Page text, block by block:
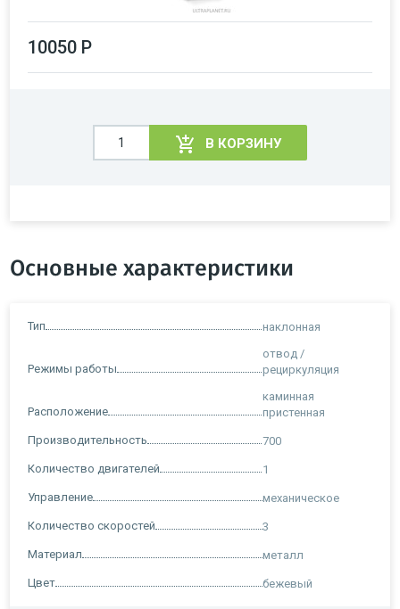
10050 Р
В КОРЗИНУ
Основные характеристики
Тип наклонная
Режимы работы
отвод /
рециркуляция
Расположение
каминная
пристенная
Производительность 700
Количество двигателей 1
Управление механическое
Количество скоростей 3
Материал металл
Цвет бежевый